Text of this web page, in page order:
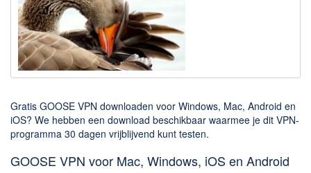
Video bewerken
Downloaden
BitTorrent Clients
Onderhoud & Veiligheid
Computer opschonen
Veilig online
Gratis GOOSE VPN downloaden voor Windows, Mac, Android en
iOS? We hebben een download beschikbaar waarmee je dit VPN-
programma 30 dagen vrijblijvend kunt testen.
GOOSE VPN voor Mac, Windows, iOS en Android